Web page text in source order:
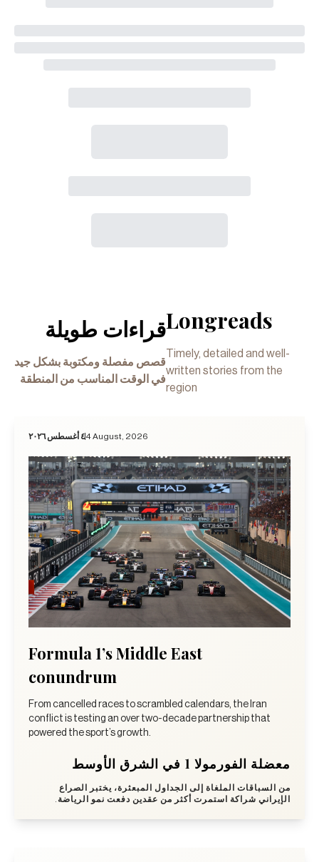
قراءات طويلة
قصص مفصلة ومكتوبة بشكل جيد
في الوقت المناسب من المنطقة
Longreads
Timely, detailed and well-
written stories from the
region
٤ أغسطس ٢٠٢٦4 August, 2026
Formula 1’s Middle East
conundrum
From cancelled races to scrambled calendars, the Iran
conflict is testing an over two-decade partnership that
powered the sport’s growth.
معضلة الفورمولا 1 في الشرق الأوسط
من السباقات الملغاة إلى الجداول المبعثرة، يختبر الصراع
الإيراني شراكة استمرت أكثر من عقدين دفعت نمو الرياضة.